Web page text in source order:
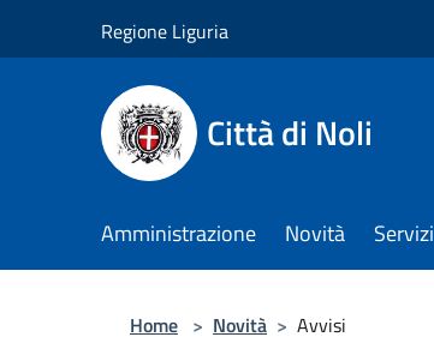
Regione Liguria
Città di Noli
Amministrazione Novità Servizi
Home > Novità > Avvisi